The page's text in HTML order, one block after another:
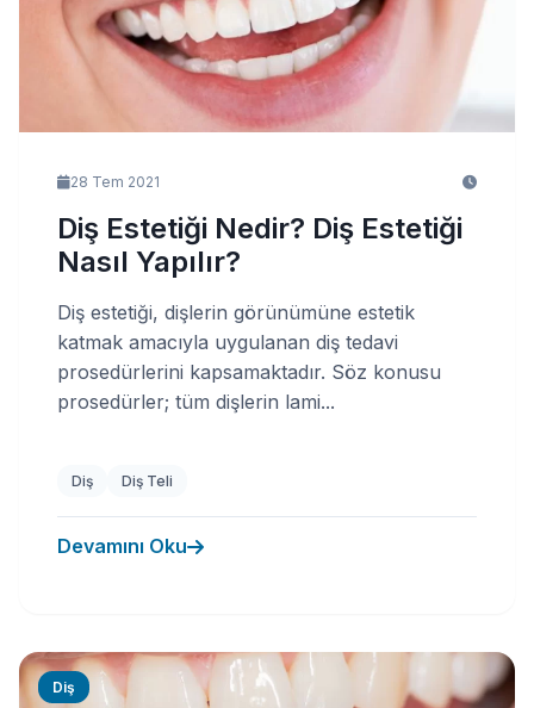
28 Tem 2021
Diş Estetiği Nedir? Diş Estetiği
Nasıl Yapılır?
Diş estetiği, dişlerin görünümüne estetik
katmak amacıyla uygulanan diş tedavi
prosedürlerini kapsamaktadır. Söz konusu
prosedürler; tüm dişlerin lami...
Diş Diş Teli
Devamını Oku
Diş